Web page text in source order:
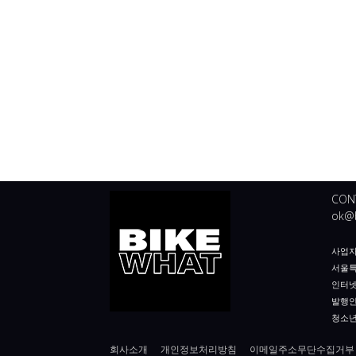
사업
서울
인터
발행
청소
회사소개 개인정보처리방침 이메일주소무단수집거부